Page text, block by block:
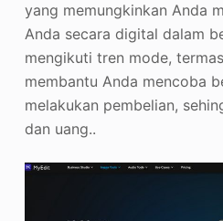
yang memungkinkan Anda
Anda secara digital dalam
mengikuti tren mode,
membantu Anda mencoba
melakukan pembelian,
dan uang..